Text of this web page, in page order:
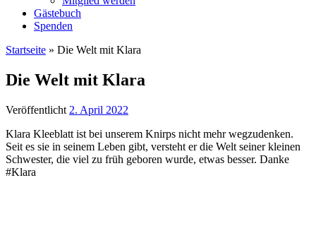
Gästebuch
Spenden
Startseite » Die Welt mit Klara
Die Welt mit Klara
Veröffentlicht 2. April 2022
Klara Kleeblatt ist bei unserem Knirps nicht mehr wegzudenken.
Seit es sie in seinem Leben gibt, versteht er die Welt seiner kleinen
Schwester, die viel zu früh geboren wurde, etwas besser. Danke
#Klara